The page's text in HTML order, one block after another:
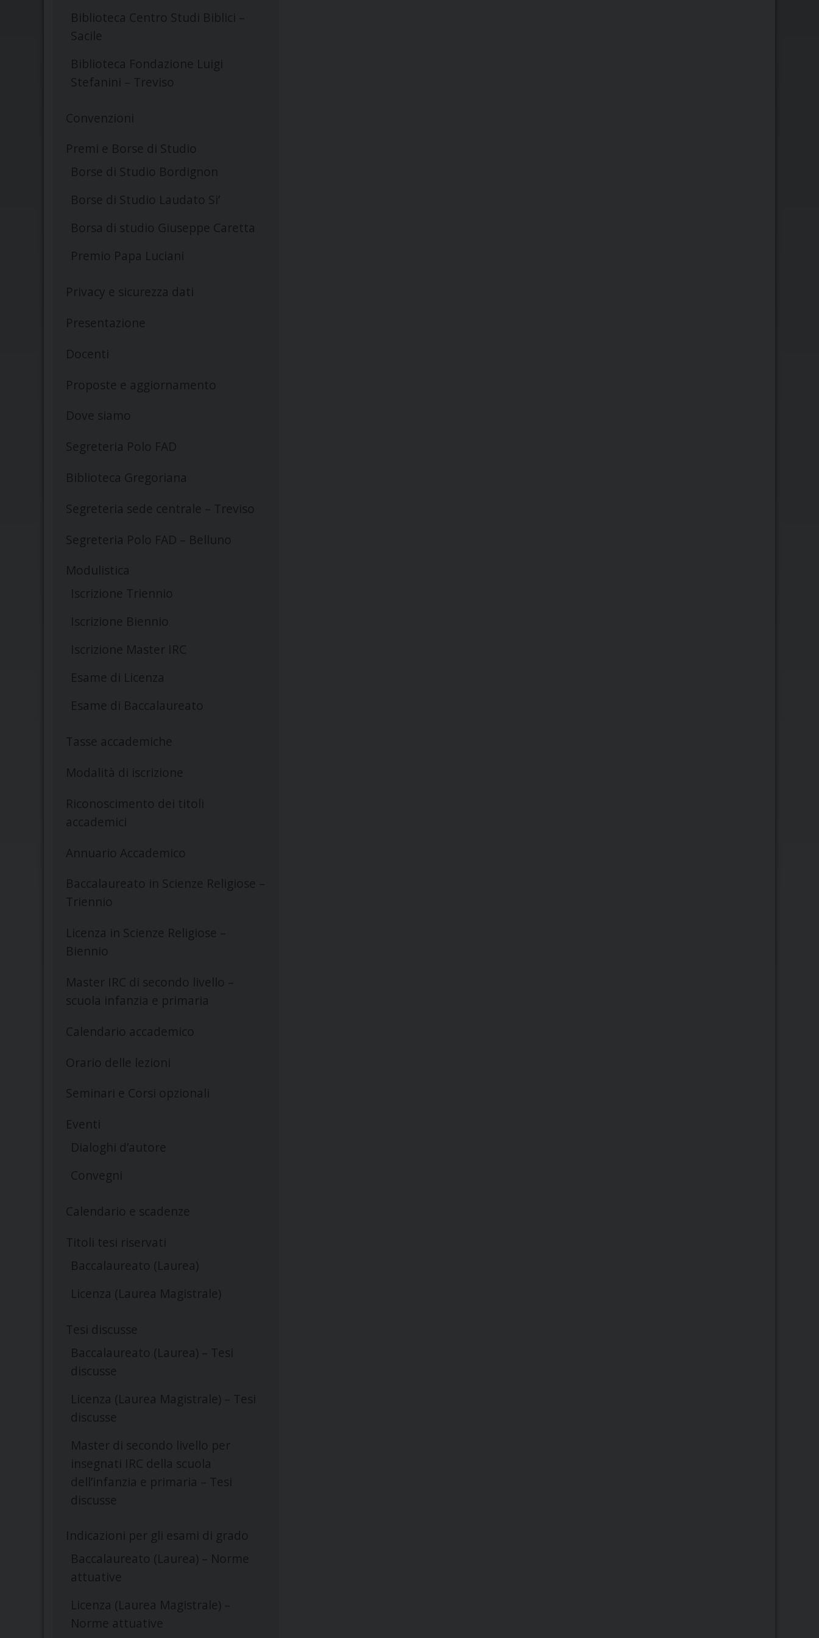
Biblioteca Centro Studi Biblici –
Sacile
Biblioteca Fondazione Luigi
Stefanini – Treviso
Convenzioni
Premi e Borse di Studio
Borse di Studio Bordignon
Borse di Studio Laudato Si’
Borsa di studio Giuseppe Caretta
Premio Papa Luciani
Privacy e sicurezza dati
Presentazione
Docenti
Proposte e aggiornamento
Dove siamo
Segreteria Polo FAD
Biblioteca Gregoriana
Segreteria sede centrale – Treviso
Segreteria Polo FAD – Belluno
Modulistica
Iscrizione Triennio
Iscrizione Biennio
Iscrizione Master IRC
Esame di Licenza
Esame di Baccalaureato
Tasse accademiche
Modalità di iscrizione
Riconoscimento dei titoli
accademici
Annuario Accademico
Baccalaureato in Scienze Religiose –
Triennio
Licenza in Scienze Religiose –
Biennio
Master IRC di secondo livello –
scuola infanzia e primaria
Calendario accademico
Orario delle lezioni
Seminari e Corsi opzionali
Eventi
Dialoghi d’autore
Convegni
Calendario e scadenze
Titoli tesi riservati
Baccalaureato (Laurea)
Licenza (Laurea Magistrale)
Tesi discusse
Baccalaureato (Laurea) – Tesi
discusse
Licenza (Laurea Magistrale) – Tesi
discusse
Master di secondo livello per
insegnati IRC della scuola
dell’infanzia e primaria – Tesi
discusse
Indicazioni per gli esami di grado
Baccalaureato (Laurea) – Norme
attuative
Licenza (Laurea Magistrale) –
Norme attuative